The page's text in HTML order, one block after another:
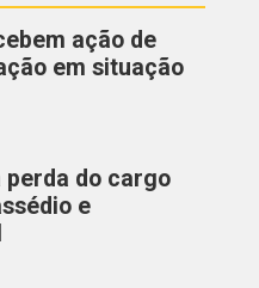
ação de
em situação
perda do cargo
e